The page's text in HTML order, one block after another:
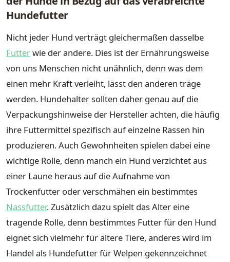
Hundefutter
Nicht jeder Hund verträgt gleichermaßen dasselbe
Futterwie der andere. Dies ist der Ernährungsweise
von uns Menschen nicht unähnlich, denn was dem
einen mehr Kraft verleiht, lässt den anderen träge
werden. Hundehalter sollten daher genau auf die
Verpackungshinweise der Hersteller achten, die häufig
ihre Futtermittel spezifisch auf einzelne Rassen hin
produzieren. Auch Gewohnheiten spielen dabei eine
wichtige Rolle, denn manch ein Hund verzichtet aus
einer Laune heraus auf die Aufnahme von
Trockenfutter oder verschmähen ein bestimmtes
Nassfutter. Zusätzlich dazu spielt das Alter eine
tragende Rolle, denn bestimmtes Futter für den Hund
eignet sich vielmehr für ältere Tiere, anderes wird im
Handel als Hundefutter für Welpen gekennzeichnet